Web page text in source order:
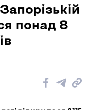
понад 8